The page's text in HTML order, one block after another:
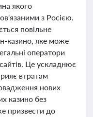
якого
з Росією.
повільне
казино, яке може
оператори
Це ускладнює
втратам
нових
казино без
призвести до